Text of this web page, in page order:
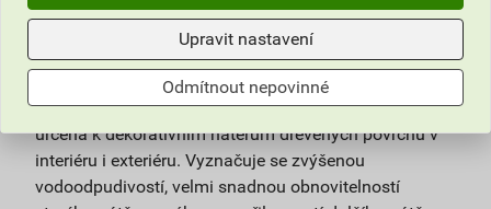
Olejová tenkovrstvá syntetická lazura s dlouhodobým
preventivním účinkem proti dřevokazným houbám a
plísním. Lazura s vysokým penetračním účinkem
určená k dekorativním nátěrům dřevěných povrchů v
interiéru i exteriéru. Vyznačuje se zvýšenou
vodoodpudivostí, velmi snadnou obnovitelností
Upravit nastavení
Odmítnout nepovinné